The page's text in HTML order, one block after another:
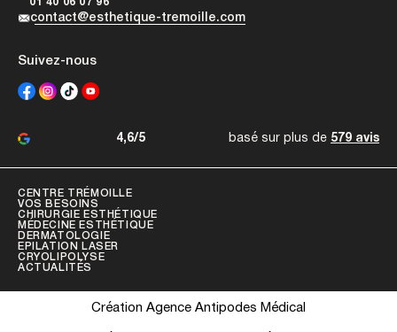
01 40 06 07 96
contact@esthetique-tremoille.com
Suivez-nous
4,6/5 basé sur plus de 579 avis
CENTRE TRÉMOILLE
VOS BESOINS
CHIRURGIE ESTHÉTIQUE
MÉDECINE ESTHÉTIQUE
DERMATOLOGIE
EPILATION LASER
CRYOLIPOLYSE
ACTUALITÉS
Création Agence Antipodes Médical